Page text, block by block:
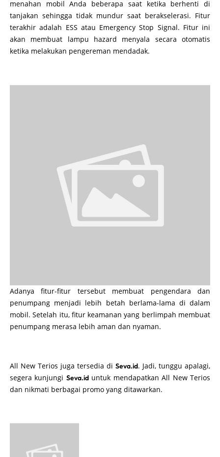
menahan mobil Anda beberapa saat ketika berhenti di
tanjakan sehingga tidak mundur saat berakselerasi. Fitur
terakhir adalah ESS atau Emergency Stop Signal. Fitur ini
akan membuat lampu hazard menyala secara otomatis
ketika melakukan pengereman mendadak.
Adanya fitur-fitur tersebut membuat pengendara dan
penumpang menjadi lebih betah berlama-lama di dalam
mobil. Setelah itu, fitur keamanan yang berlimpah membuat
penumpang merasa lebih aman dan nyaman.
All New Terios juga tersedia di Seva.id. Jadi, tunggu apalagi,
segera kunjungi Seva.iduntuk mendapatkan All New Terios
dan nikmati berbagai promo yang ditawarkan.